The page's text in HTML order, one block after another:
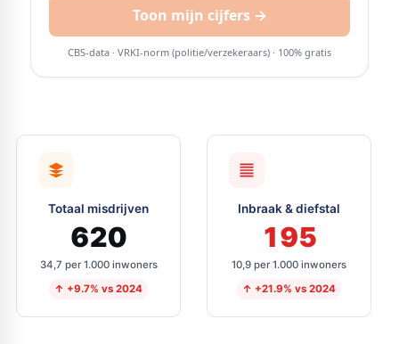
Totaal misdrijven
620
34,7 per 1.000 inwoners
↑ +9.7% vs 2024
Inbraak & diefstal
195
10,9 per 1.000 inwoners
↑ +21.9% vs 2024